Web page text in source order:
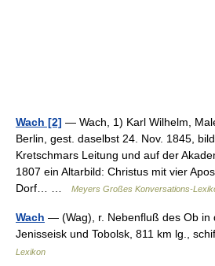
Wach [2] — Wach, 1) Karl Wilhelm,
Berlin, gest. daselbst 24. Nov. 1845,
Kretschmars Leitung und auf der
1807 ein Altarbild: Christus mit vier
Dorf… …
Meyers Großes Konversations-
Wach — (Wag), r. Nebenfluß des Ob in
Jenisseisk und Tobolsk, 811 km lg.,
Lexikon